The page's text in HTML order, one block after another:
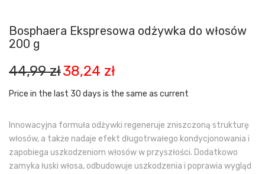
Bosphaera Ekspresowa odżywka do włosów
200 g
44,99zł Pierwotna
cena
wynosiła:
38,24 zł
wynosi:
Price in the last 30 days is the same as current
Innowacyjna formuła odżywki regeneruje zniszczoną strukturę
włosów, a także nadaje efekt długotrwałego kondycjonowania i
zapobiega uszkodzeniom włosów w przyszłości. Dodatkowo
zamyka łuski włosa, odbudowuje uszkodzenia i poprawia wygląd